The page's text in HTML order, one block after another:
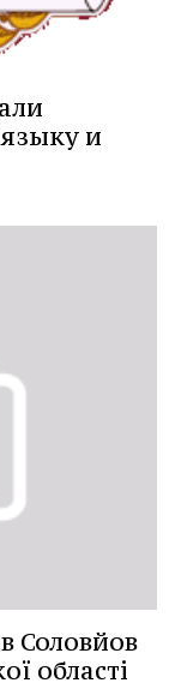
и
Соловйов
області